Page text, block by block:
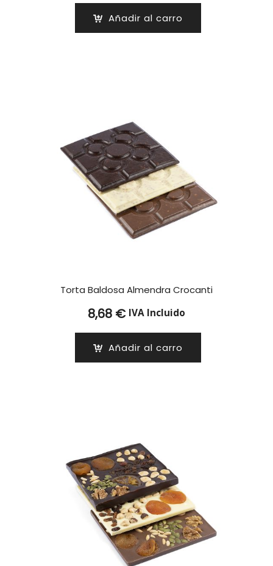
Añadir al carro
Torta Baldosa Almendra Crocanti
8,68 € IVA Incluido
Añadir al carro